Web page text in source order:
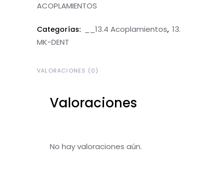
ACOPLAMIENTOS
Categorías: __13.4 Acoplamientos, 13.
MK-DENT
VALORACIONES (0)
Valoraciones
No hay valoraciones aún.